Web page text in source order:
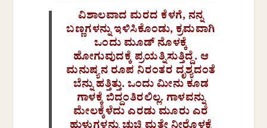
ವಿಶಾಲವಾದ ಮರದ ಕೆಳಗೆ, ನನ್ನ
ಬಣ್ಣಗಳನ್ನು ಇಳಿಸಿಕೊಂಡು, ಕ್ರಮವಾಗಿ
ಒಂದು ಮೂಡ್ ನೊಳಕ್ಕೆ
ಹೋಗುವುದಕ್ಕೆ ಪ್ರಯತ್ನಿಸುತ್ತಿದ್ದೆ. ಆ
ಮನುಷ್ಯನ ರೂಪ ನಿರಂತರ ದೃಶ್ಯದಂತೆ
ಬೆನ್ನು ಹತ್ತಿತ್ತು. ಒಂದು ಮೀನು ಕೂಡ
ಗಾಳಕ್ಕೆ ಬಿದ್ದಂತಿರಲಿಲ್ಲ. ಗಾಳವನ್ನು
ಮೇಲಕ್ಕೆಳೆದು ಎರಡು ಮೂರು ಎರೆ